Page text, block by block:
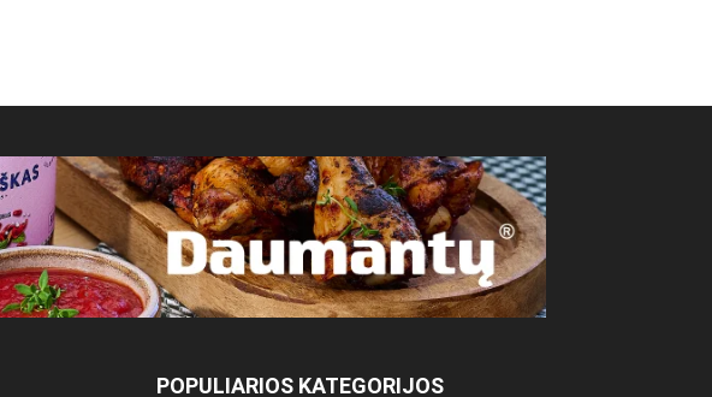
POPULIARIOS KATEGORIJOS